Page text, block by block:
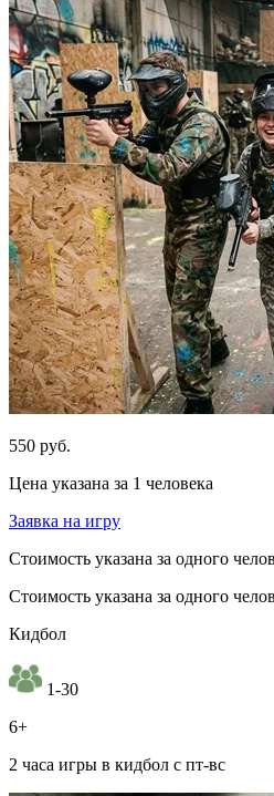
550 руб.
Цена указана за 1 человека
Заявка на игру
Стоимость указана за одного
Стоимость указана за одного
Кидбол
1-30
6+
2 часа игры в кидбол с пт-вс